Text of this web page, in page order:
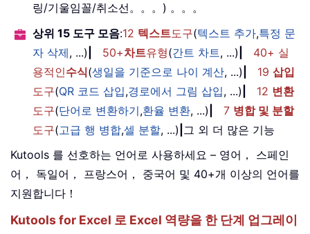
링/기울임꼴/취소선。。。) 。。。
상위 15 도구 모음:12 텍스트도구(텍스트 추가,특정 문
자 삭제, ...) 50+차트유형(간트 차트, ...)
40+ 실
용적인수식(생일을 기준으로 나이 계산, ...) 19 삽입
도구(QR 코드 삽입,경로에서 그림 삽입, ...) 12 변환
도구(단어로 변환하기,환율 변환, ...) 7 병합 및 분할
도구(고급 행 병합,셀 분할, ...) 그 외 더 많은 기능
Kutools 를 선호하는 언어로 사용하세요 – 영어， 스페인
어， 독일어， 프랑스어， 중국어 및 40+개 이상의 언어를
지원합니다！
Kutools for Excel 로 Excel 역량을 한 단계 업그레이